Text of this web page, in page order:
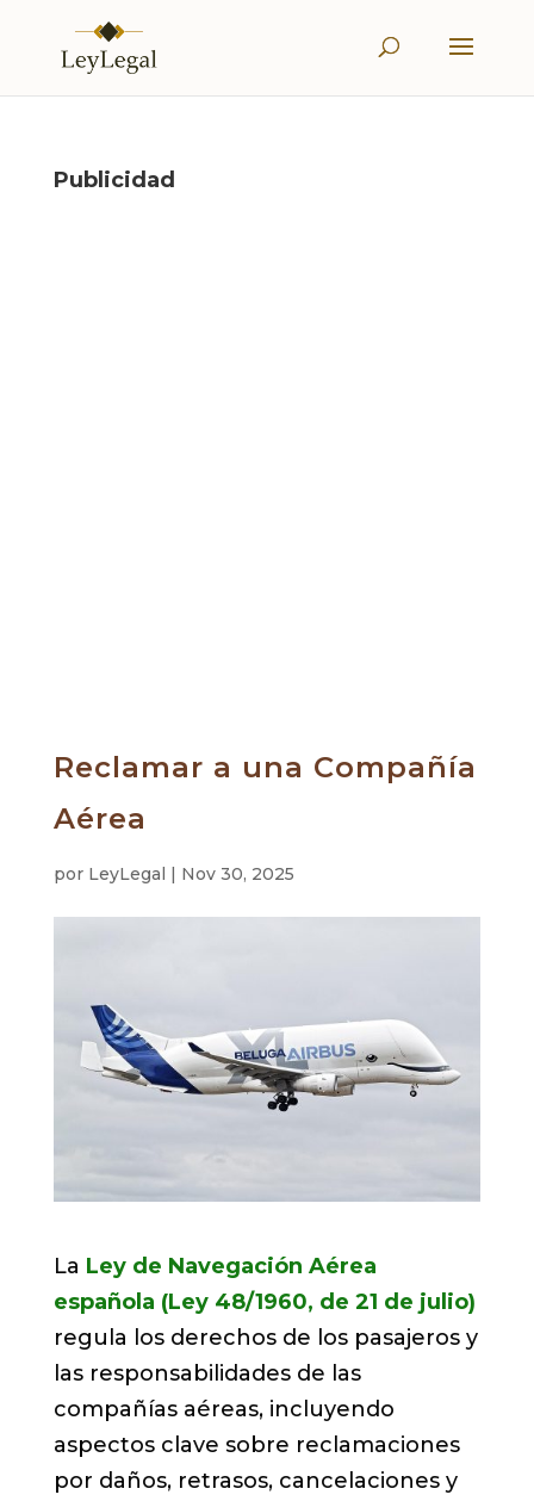
Publicidad
Reclamar a una Compañía
Aérea
por LeyLegal | Nov 30, 2025
La Ley de Navegación Aérea
española (Ley 48/1960, de 21 de julio)
regula los derechos de los pasajeros y
las responsabilidades de las
compañías aéreas, incluyendo
aspectos clave sobre reclamaciones
por daños, retrasos, cancelaciones y